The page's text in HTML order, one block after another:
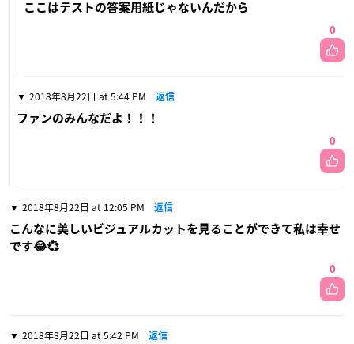
ここはテストの答案用紙じゃないんだから
0
2018年8月22日 at 5:44 PM 返信
ファンのみんなだよ！！！
0
2018年8月22日 at 12:05 PM 返信
こんなに美しいビジュアルカットを見ることができて私は幸せ
です😂💞
0
2018年8月22日 at 5:42 PM 返信